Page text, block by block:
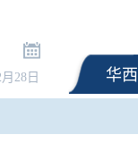
28日 华